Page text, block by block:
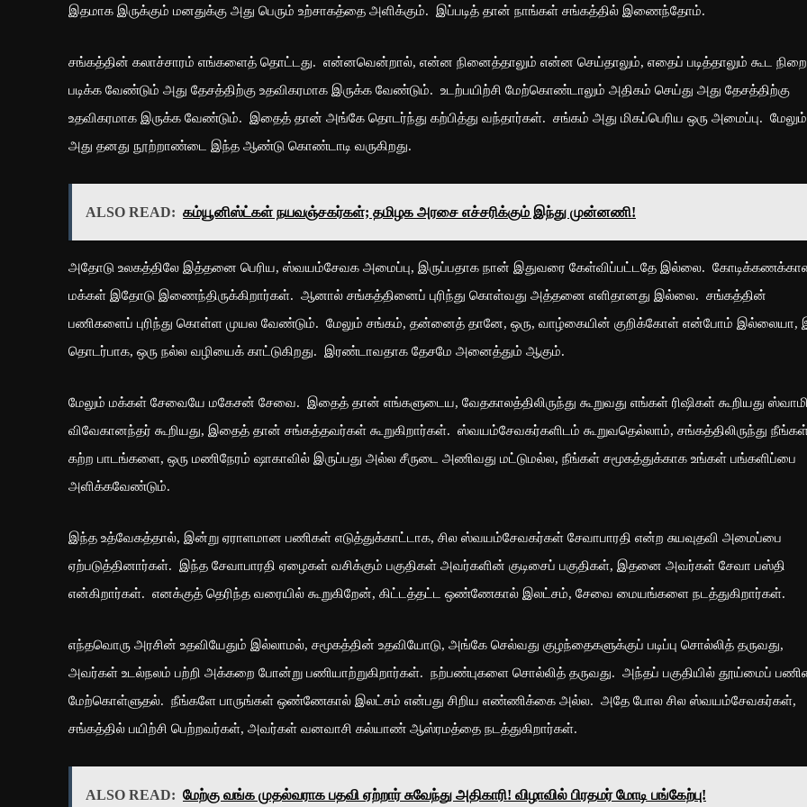
இதமாக இருக்கும் மனதுக்கு அது பெரும் உற்சாகத்தை அளிக்கும். இப்படித் தான் நாங்கள் சங்கத்தில் இணைந்தோம்.
சங்கத்தின் கலாச்சாரம் எங்களைத் தொட்டது. என்னவென்றால், என்ன நினைத்தாலும் என்ன செய்தாலும், எதைப் படித்தாலும் கூட
படிக்க வேண்டும் அது தேசத்திற்கு உதவிகரமாக இருக்க வேண்டும். உடற்பயிற்சி மேற்கொண்டாலும் அதிகம் செய்து அது தேசத்திற்கு
உதவிகரமாக இருக்க வேண்டும். இதைத் தான் அங்கே தொடர்ந்து கற்பித்து வந்தார்கள். சங்கம் அது மிகப்பெரிய ஒரு அமைப்பு.
அது தனது நூற்றாண்டை இந்த ஆண்டு கொண்டாடி வருகிறது.
ALSO READ: கம்யூனிஸ்ட்கள் நயவஞ்சகர்கள்; தமிழக அரசை எச்சரிக்கும் இந்து முன்னணி!
அதோடு உலகத்திலே இத்தனை பெரிய, ஸ்வயம்சேவக அமைப்பு, இருப்பதாக நான் இதுவரை கேள்விப்பட்டதே இல்லை.
மக்கள் இதோடு இணைந்திருக்கிறார்கள். ஆனால் சங்கத்தினைப் புரிந்து கொள்வது அத்தனை எளிதானது இல்லை. சங்கத்தின்
பணிகளைப் புரிந்து கொள்ள முயல வேண்டும். மேலும் சங்கம், தன்னைத் தானே, ஒரு, வாழ்கையின் குறிக்கோள் என்போம் இல்லையா,
தொடர்பாக, ஒரு நல்ல வழியைக் காட்டுகிறது. இரண்டாவதாக தேசமே அனைத்தும் ஆகும்.
மேலும் மக்கள் சேவையே மகேசன் சேவை. இதைத் தான் எங்களுடைய, வேதகாலத்திலிருந்து கூறுவது எங்கள் ரிஷிகள் கூறியது ஸ்வாமி
விவேகானந்தர் கூறியது, இதைத் தான் சங்கத்தவர்கள் கூறுகிறார்கள். ஸ்வயம்சேவகர்களிடம் கூறுவதெல்லாம், சங்கத்திலிருந்து
கற்ற பாடங்களை, ஒரு மணிநேரம் ஷாகாவில் இருப்பது அல்ல சீருடை அணிவது மட்டுமல்ல, நீங்கள் சமூகத்துக்காக உங்கள் பங்களிப்பை
அளிக்கவேண்டும்.
இந்த உத்வேகத்தால், இன்று ஏராளமான பணிகள் எடுத்துக்காட்டாக, சில ஸ்வயம்சேவகர்கள் சேவாபாரதி என்ற சுயவுதவி அமைப்பை
ஏற்படுத்தினார்கள். இந்த சேவாபாரதி ஏழைகள் வசிக்கும் பகுதிகள் அவர்களின் குடிசைப் பகுதிகள், இதனை அவர்கள் சேவா பஸ்தி
என்கிறார்கள். எனக்குத் தெரிந்த வரையில் கூறுகிறேன், கிட்டத்தட்ட ஒண்ணேகால் இலட்சம், சேவை மையங்களை நடத்துகிறார்கள்.
எந்தவொரு அரசின் உதவியேதும் இல்லாமல், சமூகத்தின் உதவியோடு, அங்கே செல்வது குழந்தைகளுக்குப் படிப்பு சொல்லித் தருவது,
அவர்கள் உடல்நலம் பற்றி அக்கறை போன்று பணியாற்றுகிறார்கள். நற்பண்புகளை சொல்லித் தருவது. அந்தப் பகுதியில் தூய்மைப்
மேற்கொள்ளுதல். நீங்களே பாருங்கள் ஒண்ணேகால் இலட்சம் என்பது சிறிய எண்ணிக்கை அல்ல. அதே போல சில ஸ்வயம்சேவகர்கள்,
சங்கத்தில் பயிற்சி பெற்றவர்கள், அவர்கள் வனவாசி கல்யாண் ஆஸ்ரமத்தை நடத்துகிறார்கள்.
ALSO READ: மேற்கு வங்க முதல்வராக பதவி ஏற்றார் சுவேந்து அதிகாரி! விழாவில் பிரதமர் மோடி பங்கேற்பு!